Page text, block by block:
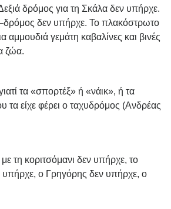
δρόμος για τη Σκάλα δεν υπήρχε.
δεν υπήρχε. Το πλακόστρωτο
αμμουδιά γεμάτη καβαλίνες και βινές
ζώα.
τα «σπορτέξ» ή «νάικ», ή τα
τα είχε φέρει ο ταχυδρόμος (Ανδρέας
τη κοριτσόμανι δεν υπήρχε, το
υπήρχε, ο Γρηγόρης δεν υπήρχε, ο